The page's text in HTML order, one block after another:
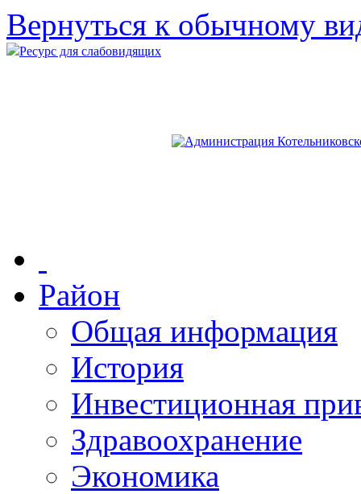
Вернуться к обычному
Ресурс для слабовидящих
Район
Общая информация
История
Инвестиционная
Здравоохранение
Экономика